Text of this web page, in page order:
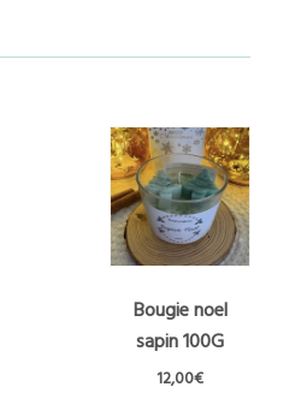
Bougie noel
sapin 100G
12,00€